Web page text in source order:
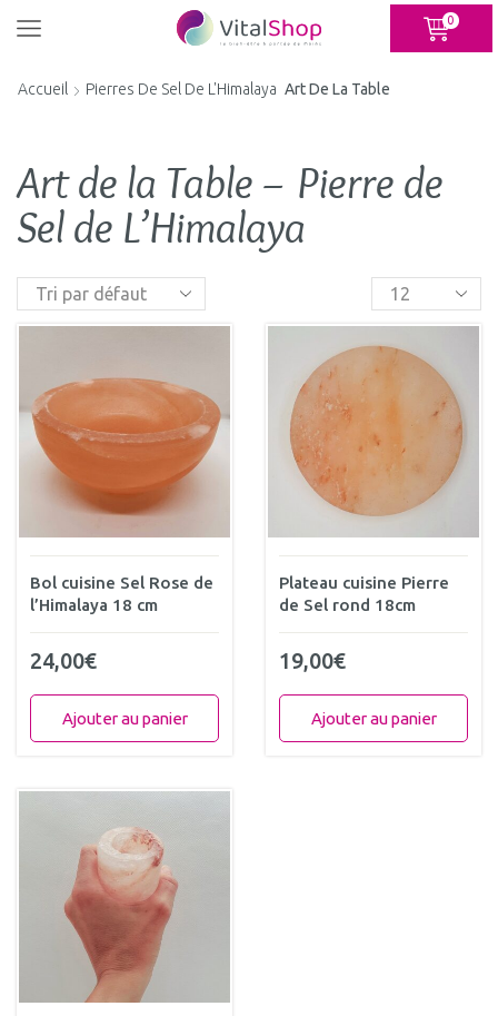
0
Accueil Pierres De Sel De L'Himalaya Art De La Table
Art de la Table – Pierre de
Sel de L’Himalaya
Bol cuisine Sel Rose de
l’Himalaya 18 cm
24,00€
Ajouter au panier
Plateau cuisine Pierre
de Sel rond 18cm
19,00€
Ajouter au panier
Panneau de gestion des cookies